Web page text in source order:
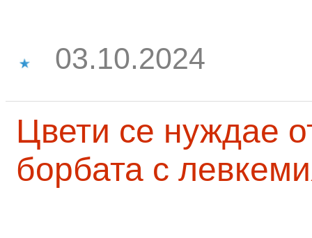
03.10.2024
Цвети се нуждае
борбата с